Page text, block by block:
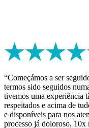
“Começámos a ser
termos sido seguidos
tivemos uma experiência
respeitados e acima de
e disponíveis para nos
processo já doloroso,